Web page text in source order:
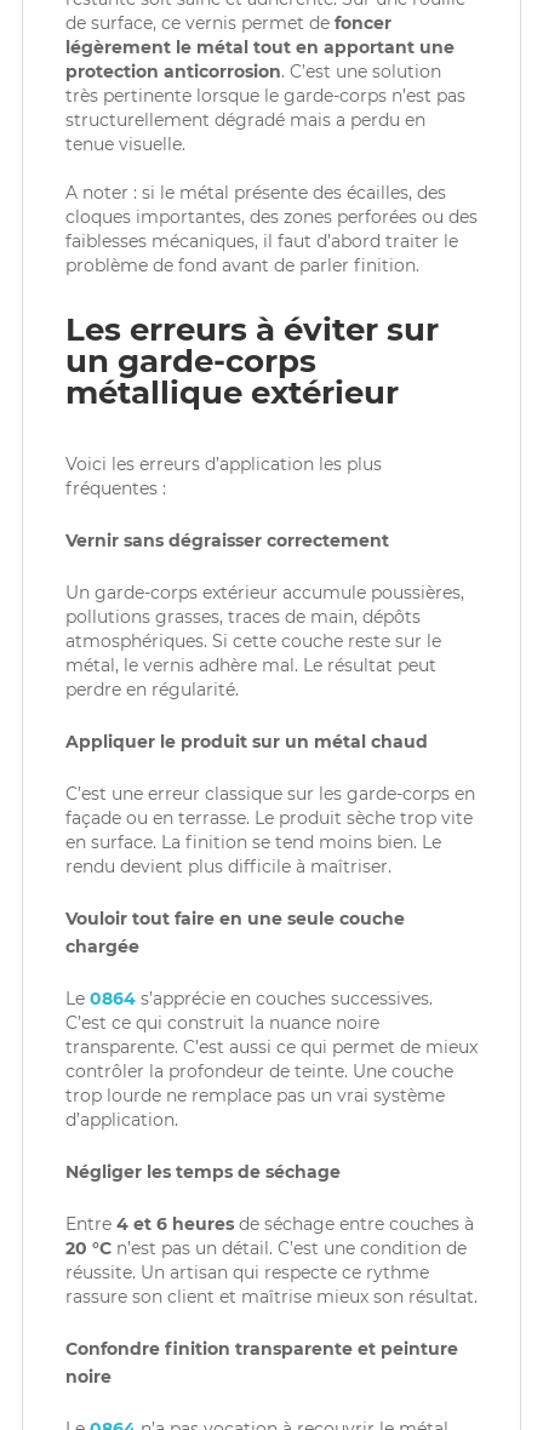
de surface, ce vernis permet defoncer
légèrement le métal tout en apportant une
protection anticorrosion. C’est une solution
très pertinente lorsque le garde-corps n’est pas
structurellement dégradé mais a perdu en
tenue visuelle.
A noter : si le métal présente des écailles, des
cloques importantes, des zones perforées ou des
faiblesses mécaniques, il faut d’abord traiter le
problème de fond avant de parler finition.
Les erreurs à éviter sur
un garde-corps
métallique extérieur
Voici les erreurs d’application les plus
fréquentes :
Vernir sans dégraisser correctement
Un garde-corps extérieur accumule poussières,
pollutions grasses, traces de main, dépôts
atmosphériques. Si cette couche reste sur le
métal, le vernis adhère mal. Le résultat peut
perdre en régularité.
Appliquer le produit sur un métal chaud
C’est une erreur classique sur les garde-corps en
façade ou en terrasse. Le produit sèche trop vite
en surface. La finition se tend moins bien. Le
rendu devient plus difficile à maîtriser.
Vouloir tout faire en une seule couche
chargée
Le 0864s’apprécie en couches successives.
C’est ce qui construit la nuance noire
transparente. C’est aussi ce qui permet de mieux
contrôler la profondeur de teinte. Une couche
trop lourde ne remplace pas un vrai système
d’application.
Négliger les temps de séchage
Entre 4 et 6 heuresde séchage entre couches à
20 °Cn’est pas un détail. C’est une condition de
réussite. Un artisan qui respecte ce rythme
rassure son client et maîtrise mieux son résultat.
Confondre finition transparente et peinture
noire